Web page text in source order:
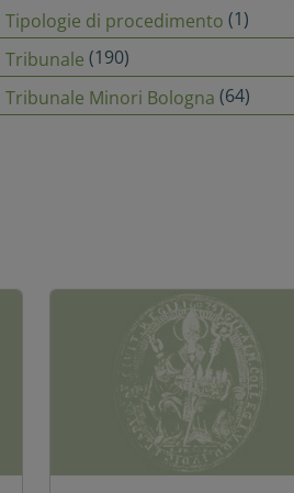
Tipologie di procedimento (1)
Tribunale (190)
Tribunale Minori Bologna (64)